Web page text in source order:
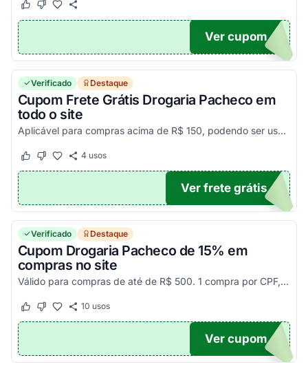
Este cupom funcionou
Este cupom não funcionou
PERS
Ver cupom
Verificado Destaque
Cupom Frete Grátis Drogaria Pacheco em
todo o site
Aplicável para compras acima de R$ 150, podendo ser usado apenas 1 vez por CPF. Pegue seu código promocional Drogaria Pacheco e economize agora!
Este cupom funcionou
Este cupom não funcionou
4 usos
PSP
Ver frete grátis
Verificado Destaque
Cupom Drogaria Pacheco de 15% em
compras no site
Válido para compras de até de R$ 500. 1 compra por CPF, limitado a 200 usos. Pegue seu cupom Drogaria Pacheco e aproveite!
Este cupom funcionou
Este cupom não funcionou
10 usos
DPSP
Ver cupom